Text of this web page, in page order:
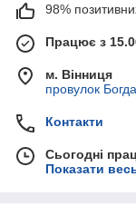
98%
Працює з
м. Вінниця
провулок
Контакти
Сьогодні
Показати